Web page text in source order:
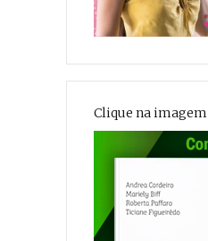
Clique na